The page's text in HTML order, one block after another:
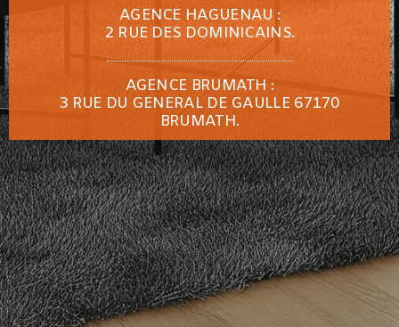
AGENCE HAGUENAU :
2 RUE DES DOMINICAINS.
AGENCE BRUMATH :
3 RUE DU GENERAL DE GAULLE 67170
BRUMATH.